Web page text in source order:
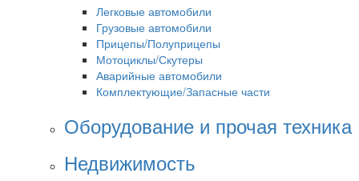
Легковые автомобили
Грузовые автомобили
Прицепы/Полуприцепы
Мотоциклы/Скутеры
Аварийные автомобили
Комплектующие/Запасные части
Оборудование и прочая техника
Недвижимость